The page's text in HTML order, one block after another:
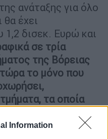
Information
ανάταξης για όλο
θα έχει
1,2 δισεκ. Ευρώ και
σε τρία
της Βόρειας
το μόνο που
τα οποία
. Ειδικά το